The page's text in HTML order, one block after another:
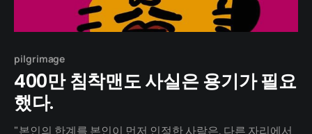
pilgrimage
400만 침착맨도 사실은 용기가 필요
했다.
"본인의 한계를 본인이 먼저 인정한 사람은, 다른 자리에서